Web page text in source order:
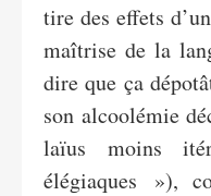
tire des effets
maîtrise de la
dire que ça
son alcoolémie
laïus moins
élégiaques »),